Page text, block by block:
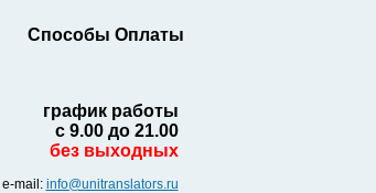
Способы Оплаты
график работы
с 9.00 до 21.00
без выходных
e-mail: info@unitranslators.ru